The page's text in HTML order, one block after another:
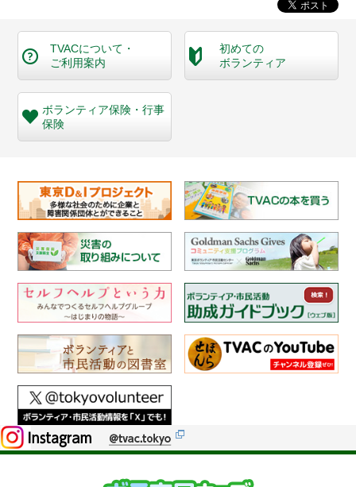
TVACについて・
ご利用案内
初めての
ボランティア
ボランティア保険・行事
保険